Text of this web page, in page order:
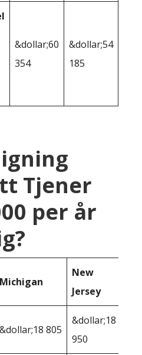
&dollar;60
354
&dollar;54
185
Tjener
per år
Michigan
New
Jersey
&dollar;18 805
&dollar;18
950